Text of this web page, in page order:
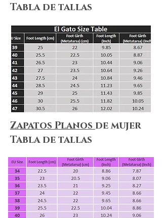
Tabla de tallas
Zapatos Planos de mujer
Tabla de tallas